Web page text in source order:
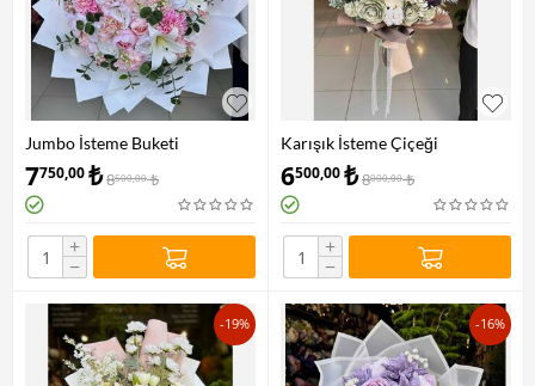
Jumbo İsteme Buketi
7750,00₺8500,00 ₺
+
−
Karışık İsteme Çiçeği
6500,00₺8000,00 ₺
+
−
-19% -16%